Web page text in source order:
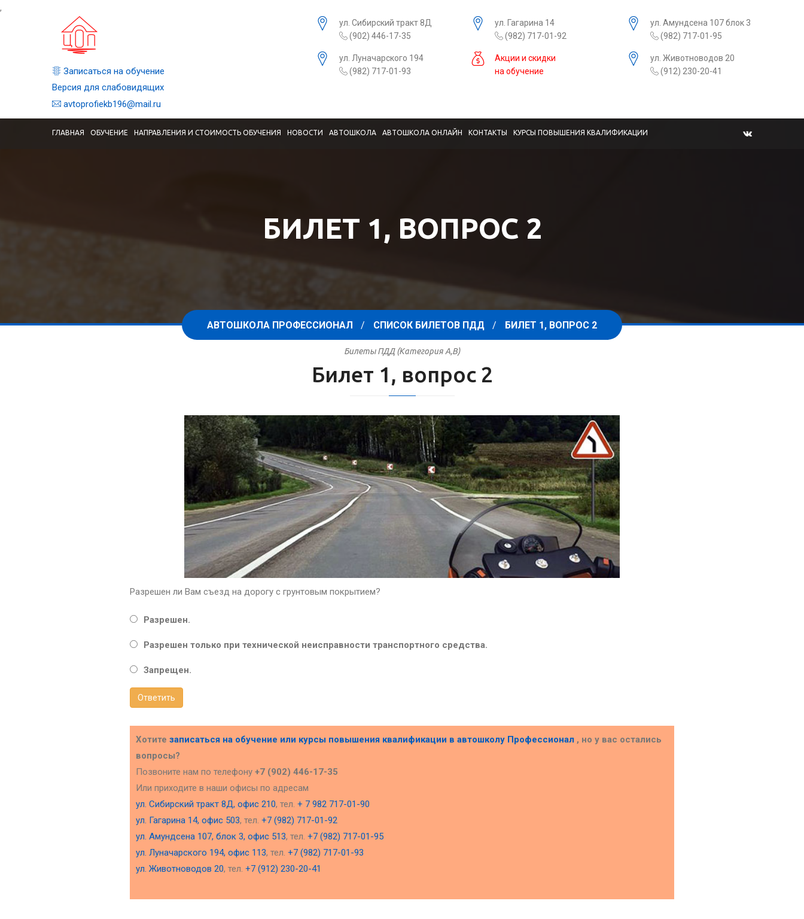
,
Записаться на обучение
Версия для слабовидящих
avtoprofiekb196@mail.ru
ул. Сибирский тракт 8Д
(902) 446-17-35
ул. Гагарина 14
(982) 717-01-92
ул. Амундсена 107 блок 3
(982) 717-01-95
ул. Луначарского 194
(982) 717-01-93
Акции и скидки
на обучение
ул. Животноводов 20
(912) 230-20-41
ГЛАВНАЯ ОБУЧЕНИЕ НАПРАВЛЕНИЯ И СТОИМОСТЬ ОБУЧЕНИЯ НОВОСТИ АВТОШКОЛА АВТОШКОЛА ОНЛАЙН КОНТАКТЫ КУРСЫ ПОВЫШЕНИЯ КВАЛИФИКАЦИИ
БИЛЕТ 1, ВОПРОС 2
АВТОШКОЛА ПРОФЕССИОНАЛ СПИСОК БИЛЕТОВ ПДД БИЛЕТ 1, ВОПРОС 2
Билеты ПДД (Категория A,B)
Билет 1, вопрос 2
Разрешен ли Вам съезд на дорогу с грунтовым покрытием?
Разрешен.
Разрешен только при технической неисправности транспортного средства.
Запрещен.
Ответить
Хотите записаться на обучение или курсы повышения квалификации в автошколу Профессионал , но у вас остались
вопросы?
Позвоните нам по телефону +7 (902) 446-17-35
Или приходите в наши офисы по адресам
ул. Сибирский тракт 8Д, офис 210, тел. + 7 982 717-01-90
ул. Гагарина 14, офис 503, тел. +7 (982) 717-01-92
ул. Амундсена 107, блок 3, офис 513, тел. +7 (982) 717-01-95
ул. Луначарского 194, офис 113, тел. +7 (982) 717-01-93
ул. Животноводов 20, тел. +7 (912) 230-20-41